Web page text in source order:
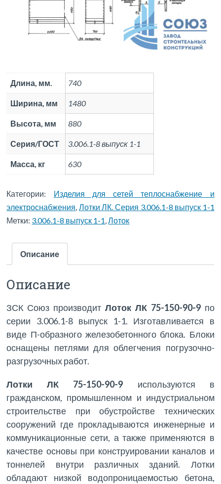
Длина, мм. 740
Ширина, мм 1480
Высота, мм 880
Серия/ГОСТ 3.006.1-8 выпуск 1-1
Масса, кг 630
Категории: Изделия для сетей теплоснабжение и
электроснабжения, Лотки ЛК. Серия 3.006.1-8 выпуск 1-1
Метки: 3.006.1-8 выпуск 1-1,Лоток
Описание
Описание
ЗСК Союз производит Лоток ЛК 75-150-90-9по
серии 3.006.1-8 выпуск 1-1. Изготавливается в
виде П-образного железобетонного блока. Блоки
оснащены петлями для облегчения погрузочно-
разгрузочных работ.
Лотки ЛК 75-150-90-9 используются в
гражданском, промышленном и индустриальном
строительстве при обустройстве технических
сооружений где прокладываются инженерные и
коммуникационные сети, а также применяются в
качестве основы при конструировании каналов и
тоннелей внутри различных зданий. Лотки
обладают низкой водопроницаемостью бетона,